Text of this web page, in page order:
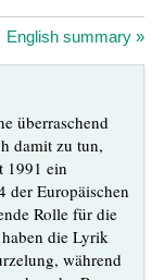
English summary »
überraschend
damit zu tun,
1991 ein
der Europäischen
Rolle für die
die Lyrik
während